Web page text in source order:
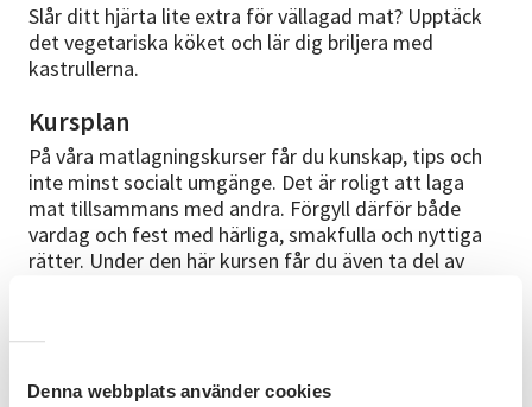
Denna webbplats använder cookies
Slår ditt hjärta lite extra för vällagad mat? Upptäck
det vegetariska köket och lär dig briljera med
kastrullerna.
Kursplan
På våra matlagningskurser får du kunskap, tips och
inte minst socialt umgänge. Det är roligt att laga
mat tillsammans med andra. Förgyll därför både
vardag och fest med härliga, smakfulla och nyttiga
rätter. Under den här kursen får du även ta del av
matlagningen innehåller mejeriprodukter såsom
torsdag med start den 27 aug.